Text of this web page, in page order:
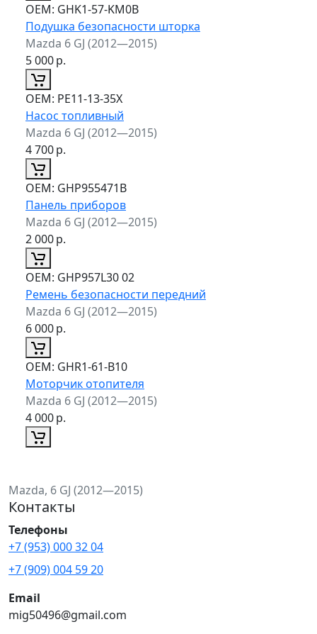
ОЕМ: GHK1-57-KM0B
Подушка безопасности шторка
Mazda 6 GJ (2012—2015)
5 000р.
ОЕМ: PE11-13-35X
Насос топливный
Mazda 6 GJ (2012—2015)
4 700р.
ОЕМ: GHP955471B
Панель приборов
Mazda 6 GJ (2012—2015)
2 000р.
ОЕМ: GHP957L30 02
Ремень безопасности передний
Mazda 6 GJ (2012—2015)
6 000р.
ОЕМ: GHR1-61-B10
Моторчик отопителя
Mazda 6 GJ (2012—2015)
4 000р.
Mazda, 6 GJ (2012—2015)
Контакты
Телефоны
+7 (953) 000 32 04
+7 (909) 004 59 20
Email
mig50496@gmail.com